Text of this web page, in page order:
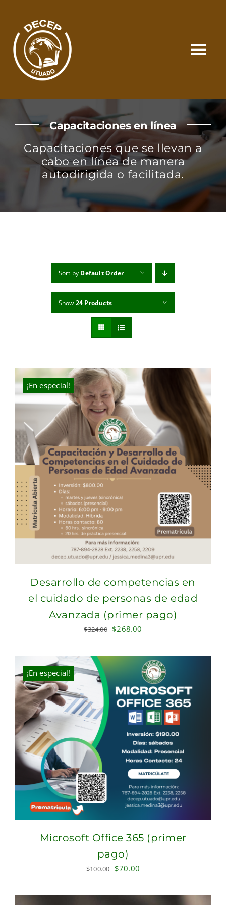
content
SOMOS
CATÁLOGO
MATRÍCULA Y PAGOS
Capacitaciones en línea
Capacitaciones que se llevan a
cabo en línea de manera
autodirigida o facilitada.
Sort by Default Order
Show 24 Products
¡En especial!
Desarrollo de competencias en
el cuidado de personas de edad
Avanzada (primer pago)
$324.00 Original
was:
$324.00.
$268.00
is:
$268.00.
¡En especial!
Microsoft Office 365 (primer
pago)
$100.00 Original
was:
$70.00
is: